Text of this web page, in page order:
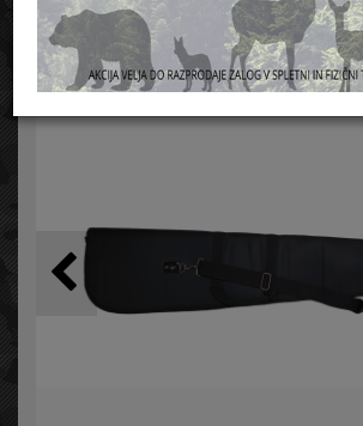
Domov
Torbe, etui in nahrbtniki
Etui in kovčki za orožje
Etui za